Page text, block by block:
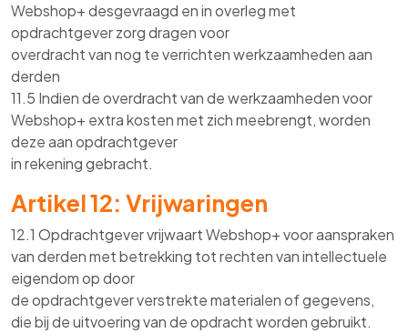
Webshop+ desgevraagd en in overleg met
opdrachtgever zorg dragen voor
overdracht van nog te verrichten werkzaamheden aan
derden
11.5 Indien de overdracht van de werkzaamheden voor
Webshop+ extra kosten met zich meebrengt, worden
deze aan opdrachtgever
in rekening gebracht.
Artikel 12: Vrijwaringen
12.1 Opdrachtgever vrijwaart Webshop+ voor aanspraken
van derden met betrekking tot rechten van intellectuele
eigendom op door
de opdrachtgever verstrekte materialen of gegevens,
die bij de uitvoering van de opdracht worden gebruikt.